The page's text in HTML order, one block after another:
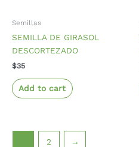
Semillas
SEMILLA DE GIRASOL
DESCORTEZADO
$35
Add to cart
2 →